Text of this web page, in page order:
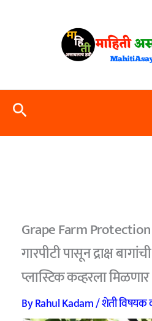
Search
Grape Farm
गारपीटी पासून द्राक्ष
प्लास्टिक कव्हरला
ByRahul Kadam/शेती विषयक